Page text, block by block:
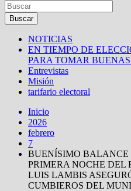
Buscar
NOTICIAS
EN TIEMPO DE
PARA TOMAR
Entrevistas
Misión
tarifario electoral
Inicio
2026
febrero
7
BUENÍSIMO
PRIMERA NOCHE DEL
LUIS LAMBIS
CUMBIEROS DEL